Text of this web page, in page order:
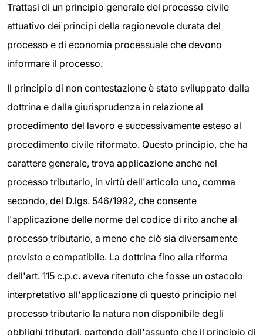
Trattasi di un principio generale del processo civile
attuativo dei principi della ragionevole durata del
processo e di economia processuale che devono
informare il processo.
Il principio di non contestazione è stato sviluppato dalla
dottrina e dalla giurisprudenza in relazione al
procedimento del lavoro e successivamente esteso al
procedimento civile riformato. Questo principio, che ha
carattere generale, trova applicazione anche nel
processo tributario, in virtù dell'articolo uno, comma
secondo, del D.lgs. 546/1992, che consente
l'applicazione delle norme del codice di rito anche al
processo tributario, a meno che ciò sia diversamente
previsto e compatibile. La dottrina fino alla riforma
dell'art. 115 c.p.c. aveva ritenuto che fosse un ostacolo
interpretativo all'applicazione di questo principio nel
processo tributario la natura non disponibile degli
obblighi tributari, partendo dall'assunto che il principio di